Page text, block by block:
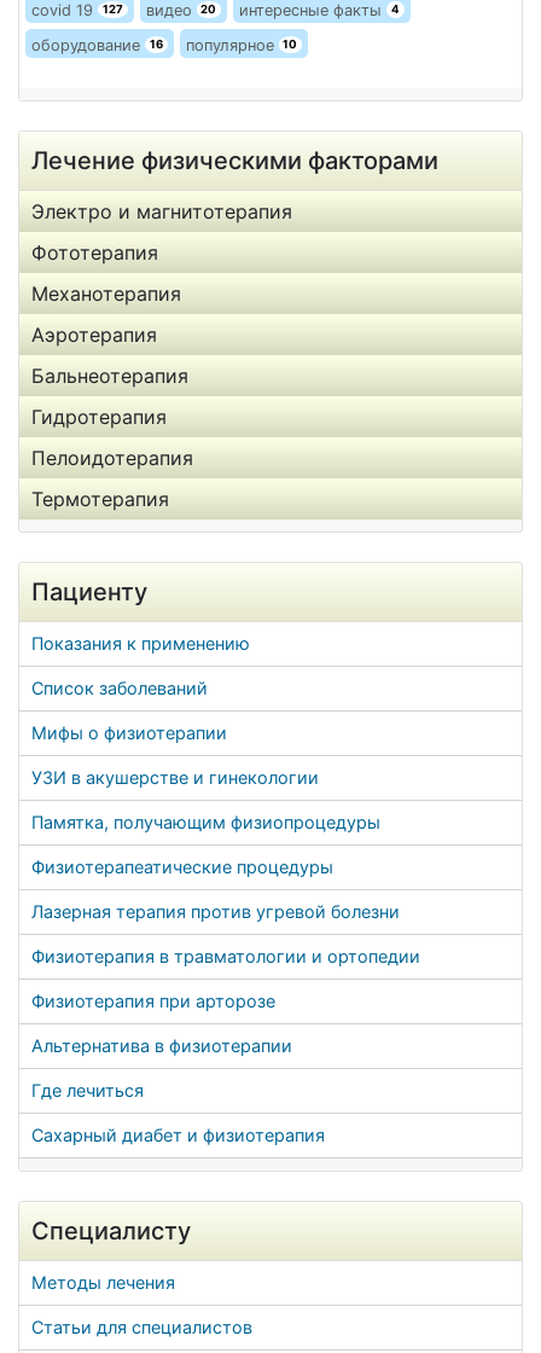
covid 19 127 видео 20 интересные факты 4
оборудование 16 популярное 10
Лечение физическими факторами
Электро и магнитотерапия
Фототерапия
Механотерапия
Аэротерапия
Бальнеотерапия
Гидротерапия
Пелоидотерапия
Термотерапия
Пациенту
Показания к применению
Список заболеваний
Мифы о физиотерапии
УЗИ в акушерстве и гинекологии
Памятка, получающим физиопроцедуры
Физиотерапеатические процедуры
Лазерная терапия против угревой болезни
Физиотерапия в травматологии и ортопедии
Физиотерапия при арторозе
Альтернатива в физиотерапии
Где лечиться
Сахарный диабет и физиотерапия
Специалисту
Методы лечения
Статьи для специалистов